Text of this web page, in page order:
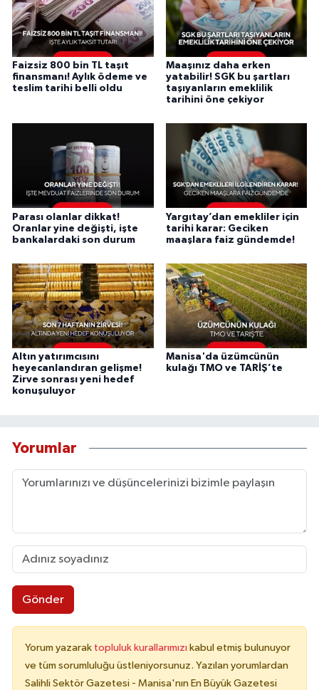
Faizsiz 800 bin TL taşıt
finansmanı! Aylık ödeme ve
teslim tarihi belli oldu
Maaşınız daha erken
yatabilir! SGK bu şartları
taşıyanların emeklilik
tarihini öne çekiyor
Parası olanlar dikkat!
Oranlar yine değişti, işte
bankalardaki son durum
Yargıtay’dan emekliler için
tarihi karar: Geciken
maaşlara faiz gündemde!
Altın yatırımcısını
heyecanlandıran gelişme!
Zirve sonrası yeni hedef
konuşuluyor
Manisa'da üzümcünün
kulağı TMO ve TARİŞ’te
Yorumlar
Gönder
Yorum yazarak topluluk kurallarımızı kabul etmiş bulunuyor
ve tüm sorumluluğu üstleniyorsunuz. Yazılan yorumlardan
Salihli Sektör Gazetesi - Manisa'nın En Büyük Gazetesi